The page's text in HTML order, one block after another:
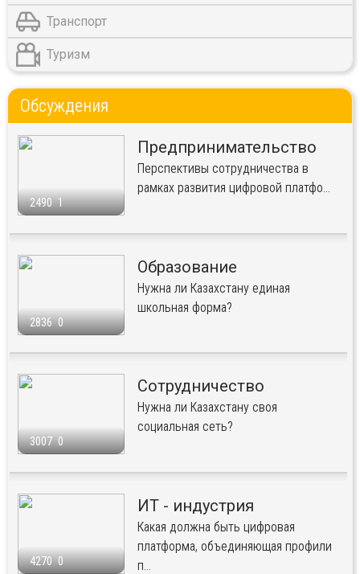
Транспорт
Туризм
Обсуждения
2490 1
Предпринимательство
Перспективы сотрудничества в
рамках развития цифровой платфо...
2836 0
Образование
Нужна ли Казахстану единая
школьная форма?
3007 0
Сотрудничество
Нужна ли Казахстану своя
социальная сеть?
4270 0
ИТ - индустрия
Какая должна быть цифровая
платформа, объединяющая профили
п...